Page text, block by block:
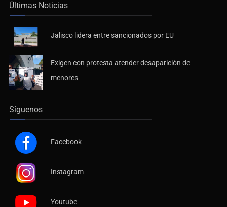
Últimas Noticias
Jalisco lidera entre sancionados por EU
Exigen con protesta atender desaparición de
menores
Síguenos
Facebook
Instagram
Youtube